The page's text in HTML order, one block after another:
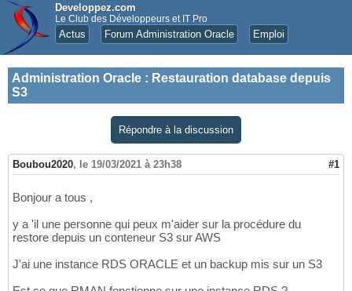
Developpez.com
Le Club des Développeurs et IT Pro
Actus Forum Administration Oracle Emploi
Administration Oracle : Restauration database depuis
S3
Répondre à la discussion
Boubou2020, le 19/03/2021 à 23h38 #1
Bonjour a tous ,
y a 'il une personne qui peux m'aider sur la procédure du
restore depuis un conteneur S3 sur AWS
J'ai une instance RDS ORACLE et un backup mis sur un S3